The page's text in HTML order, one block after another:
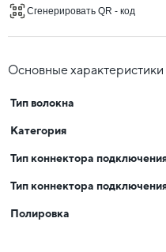
Сгенерировать QR - код
Основные характеристики
Тип волокна
Категория
Тип коннектора
Тип коннектора
Полировка